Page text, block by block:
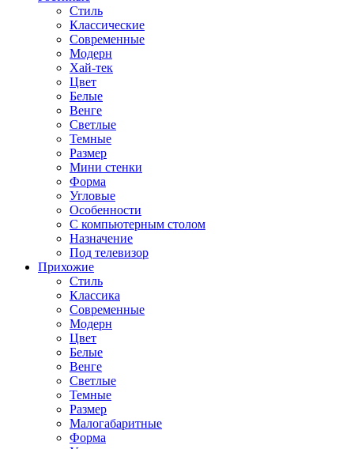
Стиль
Классические
Современные
Модерн
Хай-тек
Цвет
Белые
Венге
Светлые
Темные
Размер
Мини стенки
Форма
Угловые
Особенности
С компьютерным столом
Назначение
Под телевизор
Прихожие
Стиль
Классика
Современные
Модерн
Цвет
Белые
Венге
Светлые
Темные
Размер
Малогабаритные
Форма